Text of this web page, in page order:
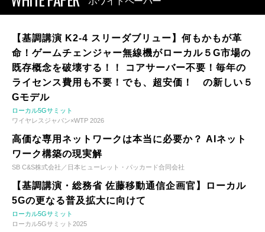
【基調講演 K2-4 スリーダブリュー】何もかもが革
命！ゲームチェンジャー無線機がローカル５G市場の
既存概念を破壊する！！ コアサーバー不要！毎年の
ライセンス費用も不要！でも、超安価！ の新しい５
Gモデル
ローカル5Gサミット
ワイヤレスジャパン×WTP 2026
高価な専用ネットワークは本当に必要か？ AIネット
ワーク構築の現実解
SB C&S株式会社／日本ヒューレット・パッカード合同会社
【基調講演・総務省 佐藤移動通信企画官】ローカル
5Gの更なる普及拡大に向けて
ローカル5Gサミット
ローカル5Gサミット2025